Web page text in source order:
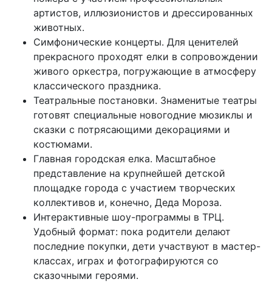
артистов, иллюзионистов и дрессированных
животных.
Симфонические концерты. Для ценителей
прекрасного проходят елки в сопровождении
живого оркестра, погружающие в атмосферу
классического праздника.
Театральные постановки. Знаменитые театры
готовят специальные новогодние мюзиклы и
сказки с потрясающими декорациями и
костюмами.
Главная городская елка. Масштабное
представление на крупнейшей детской
площадке города с участием творческих
коллективов и, конечно, Деда Мороза.
Интерактивные шоу-программы в ТРЦ.
Удобный формат: пока родители делают
последние покупки, дети участвуют в мастер-
классах, играх и фотографируются со
сказочными героями.